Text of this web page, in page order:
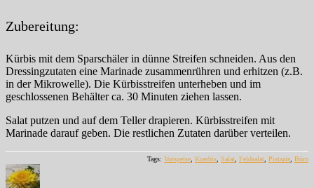
Zubereitung:
Kürbis mit dem Sparschäler in dünne Streifen schneiden. Aus den
Dressingzutaten eine Marinade zusammenrühren und erhitzen (z.B.
in der Mikrowelle). Die Kürbisstreifen unterheben und im
geschlossenen Behälter ca. 30 Minuten ziehen lassen.
Salat putzen und auf dem Teller drapieren. Kürbisstreifen mit
Marinade darauf geben. Die restlichen Zutaten darüber verteilen.
Tags: Vorspeise Kuerbis Salat Feldsalat Pistazie Büro